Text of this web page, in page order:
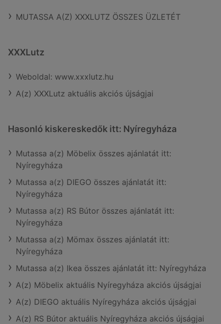
MUTASSA A(Z) XXXLUTZ ÖSSZES ÜZLETÉT
XXXLutz
Weboldal: www.xxxlutz.hu
A(z) XXXLutz aktuális akciós újságjai
Hasonló kiskereskedők itt: Nyíregyháza
Mutassa a(z) Möbelix összes ajánlatát itt:
Nyíregyháza
Mutassa a(z) DIEGO összes ajánlatát itt:
Nyíregyháza
Mutassa a(z) RS Bútor összes ajánlatát itt:
Nyíregyháza
Mutassa a(z) Mömax összes ajánlatát itt:
Nyíregyháza
Mutassa a(z) Ikea összes ajánlatát itt: Nyíregyháza
A(z) Möbelix aktuális Nyíregyháza akciós újságjai
A(z) DIEGO aktuális Nyíregyháza akciós újságjai
A(z) RS Bútor aktuális Nyíregyháza akciós újságjai